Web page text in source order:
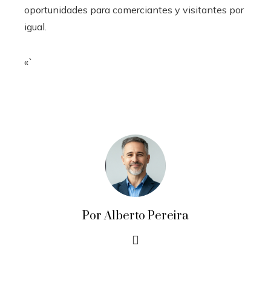
oportunidades para comerciantes y visitantes por
igual.
«`
Por Alberto Pereira